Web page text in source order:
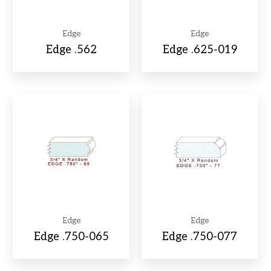
Edge
Edge .562
Edge
Edge .625-019
Edge
Edge .750-065
Edge
Edge .750-077